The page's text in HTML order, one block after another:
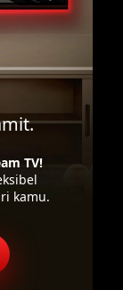
TV!
kamu.